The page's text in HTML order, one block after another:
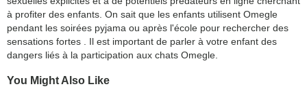
à profiter des enfants. On sait que les enfants utilisent Omegle
pendant les soirées pyjama ou après l'école pour rechercher des
sensations fortes . Il est important de parler à votre enfant des
dangers liés à la participation aux chats Omegle.
You Might Also Like